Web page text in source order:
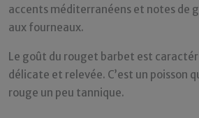
accents méditerranéens et notes de
aux fourneaux.
Le goût du rouget barbet est
délicate et relevée. C’est un poisson
rouge un peu tannique.